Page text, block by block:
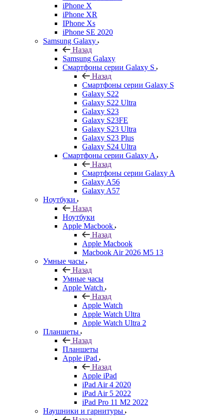
iPhone X
iPhone XR
IPhone Xs
iPhone SE 2020
Samsung Galaxy
Назад
Samsung Galaxy
Смартфоны серии Galaxy S
Назад
Смартфоны серии Galaxy S
Galaxy S22
Galaxy S22 Ultra
Galaxy S23
Galaxy S23FE
Galaxy S23 Ultra
Galaxy S23 Plus
Galaxy S24 Ultra
Смартфоны серии Galaxy A
Назад
Смартфоны серии Galaxy A
Galaxy A56
Galaxy A57
Ноутбуки
Назад
Ноутбуки
Apple Macbook
Назад
Apple Macbook
Macbook Air 2026 M5 13
Умные часы
Назад
Умные часы
Apple Watch
Назад
Apple Watch
Apple Watch Ultra
Apple Watch Ultra 2
Планшеты
Назад
Планшеты
Apple iPad
Назад
Apple iPad
iPad Air 4 2020
iPad Air 5 2022
iPad Pro 11 M2 2022
Наушники и гарнитуры